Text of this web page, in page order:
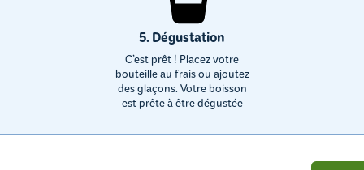
5. Dégustation
C’est prêt ! Placez votre
bouteille au frais ou ajoutez
des glaçons. Votre boisson
est prête à être dégustée